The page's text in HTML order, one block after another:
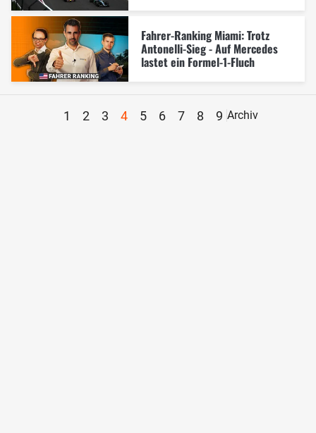
Fahrer-Ranking Miami: Trotz
Antonelli-Sieg - Auf Mercedes
lastet ein Formel-1-Fluch
1 2 3 4 5 6 7 8 9 Archiv